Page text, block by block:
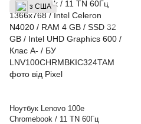
з США
Ноутбук Lenovo 100e
Chromebook / 11 TN 60Гц